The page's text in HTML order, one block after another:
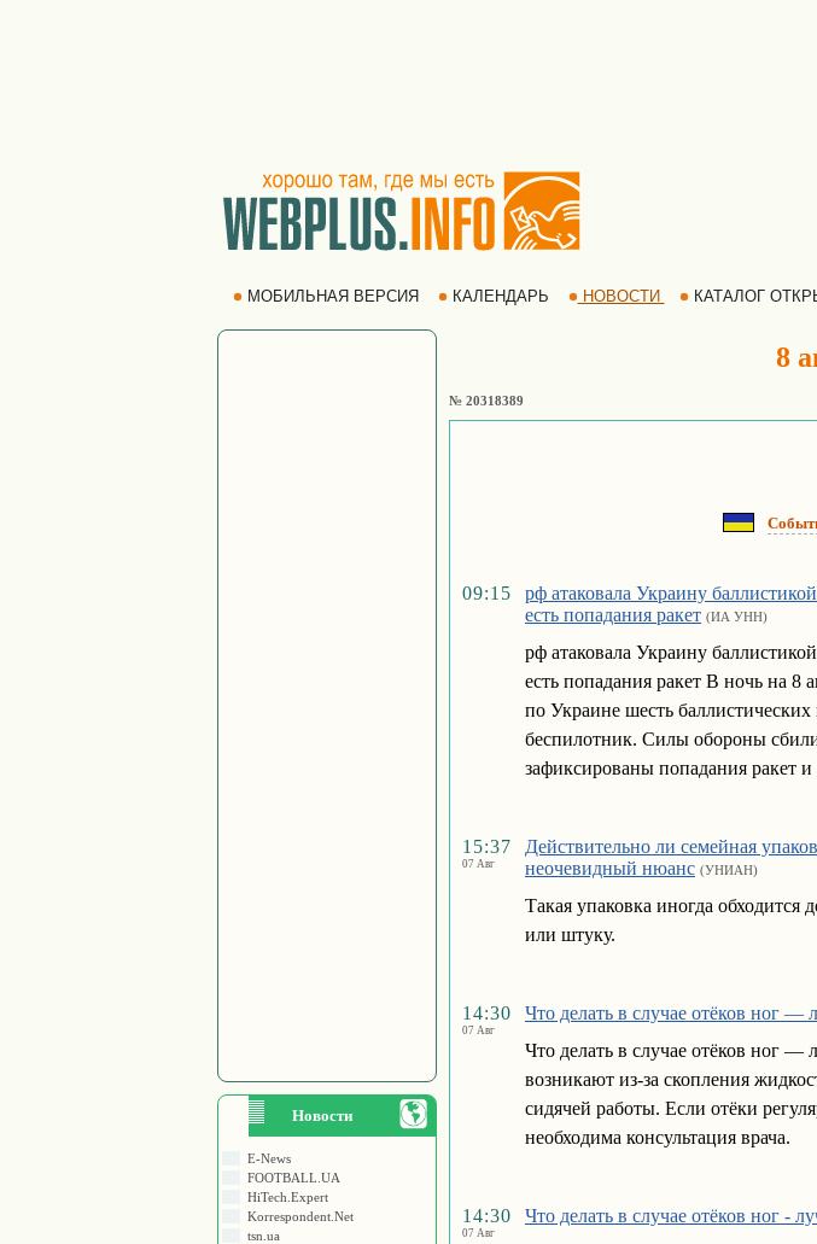
МОБИЛЬНАЯ ВЕРСИЯ КАЛЕНДАРЬ НОВОСТИ КАТАЛОГ
Новости
E-News
FOOTBALL.UA
HiTech.Expert
Korrespondent.Net
tsn.ua
8
№ 20318389
09:15
рф атаковала Украину
есть попадания ракет (ИА УНН)
рф атаковала Украину
есть попадания ракет В ночь на 8
по Украине шесть
беспилотник. Силы обороны
зафиксированы попадания ракет
15:37
07 Авг
Действительно ли семейная
неочевидный нюанс (УНИАН)
Такая упаковка иногда обходится
или штуку.
14:30
07 Авг
Что делать в случае отёков ног —
Что делать в случае отёков ног
возникают из-за скопления
сидячей работы. Если отёки
необходима консультация врача.
14:30
07 Авг
Что делать в случае отёков ног -